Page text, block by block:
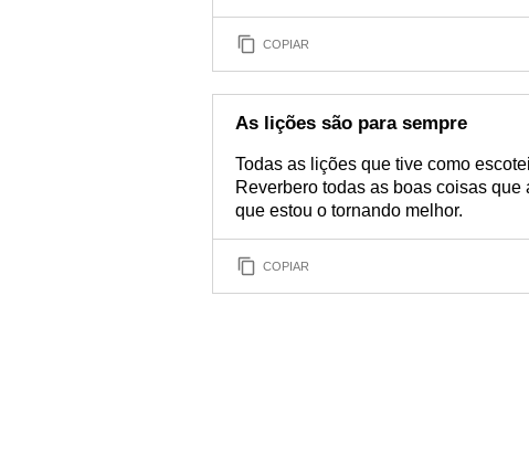
COPIAR
As lições são para sempre
Todas as lições que tive como
Reverbero todas as boas coisas
que estou o tornando melhor.
COPIAR